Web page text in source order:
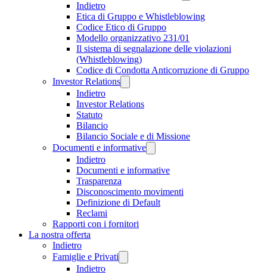
Indietro
Etica di Gruppo e Whistleblowing
Codice Etico di Gruppo
Modello organizzativo 231/01
Il sistema di segnalazione delle violazioni
(Whistleblowing)
Codice di Condotta Anticorruzione di Gruppo
Investor Relations
Indietro
Investor Relations
Statuto
Bilancio
Bilancio Sociale e di Missione
Documenti e informative
Indietro
Documenti e informative
Trasparenza
Disconoscimento movimenti
Definizione di Default
Reclami
Rapporti con i fornitori
La nostra offerta
Indietro
Famiglie e Privati
Indietro